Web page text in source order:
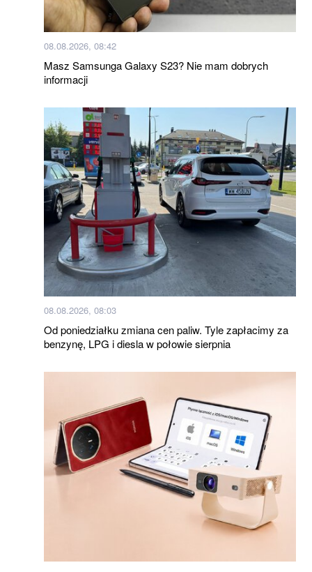
08.08.2026, 08:42
Masz Samsunga Galaxy S23? Nie mam dobrych
informacji
08.08.2026, 08:03
Od poniedziałku zmiana cen paliw. Tyle zapłacimy za
benzynę, LPG i diesla w połowie sierpnia